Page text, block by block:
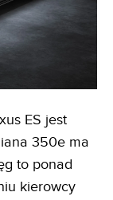
ES jest
350e ma
to ponad
kierowcy